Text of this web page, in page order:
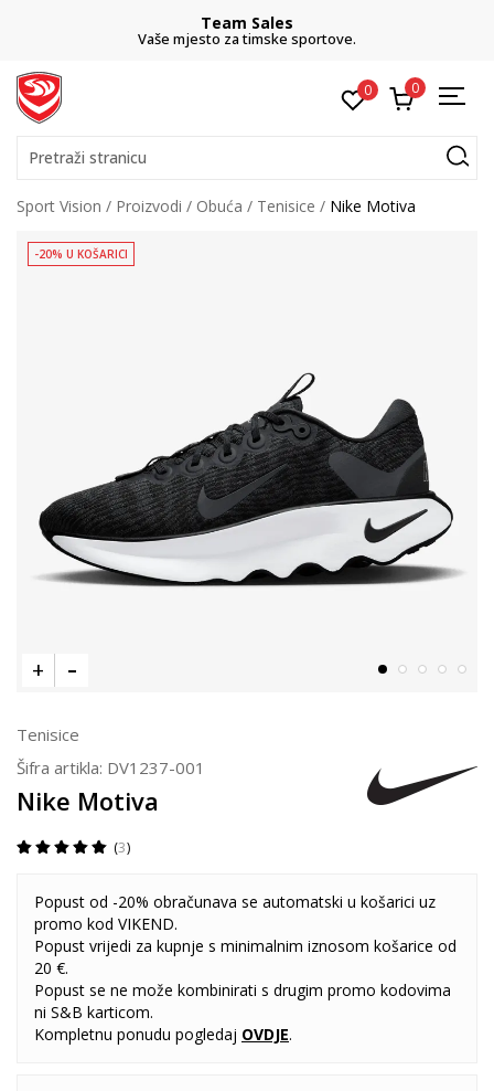
Team Sales
Vaše mjesto za timske sportove.
0 0
Pretraži stranicu
Sport Vision Proizvodi Obuća Tenisice Nike Motiva
-20% U KOŠARICI
Tenisice
Šifra artikla: DV1237-001
Nike Motiva
3
Popust od -20% obračunava se automatski u košarici uz
promo kod VIKEND.
Popust vrijedi za kupnje s minimalnim iznosom košarice od
20 €.
Popust se ne može kombinirati s drugim promo kodovima
ni S&B karticom.
Kompletnu ponudu pogledaj OVDJE.